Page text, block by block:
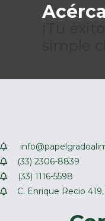
(33) 2306-8839
(33) 1116-5598
C. Enrique Recio